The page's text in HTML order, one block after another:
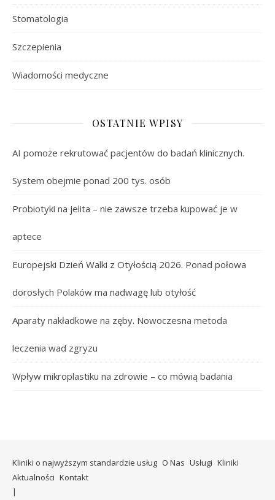
Stomatologia
Szczepienia
Wiadomości medyczne
OSTATNIE WPISY
AI pomoże rekrutować pacjentów do badań klinicznych.
System obejmie ponad 200 tys. osób
Probiotyki na jelita – nie zawsze trzeba kupować je w
aptece
Europejski Dzień Walki z Otyłością 2026. Ponad połowa
dorosłych Polaków ma nadwagę lub otyłość
Aparaty nakładkowe na zęby. Nowoczesna metoda
leczenia wad zgryzu
Wpływ mikroplastiku na zdrowie – co mówią badania
Kliniki o najwyższym standardzie usług O Nas Usługi Kliniki
Aktualności Kontakt